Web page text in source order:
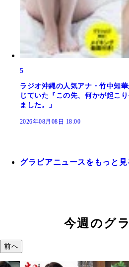
5
ラジオ沖縄の人気アナ・竹中知
じていた『この先、何かが起こ
ました。」
2026年08月08日 18:00
グラビアニュースをもっと見
今週のグ
前へ